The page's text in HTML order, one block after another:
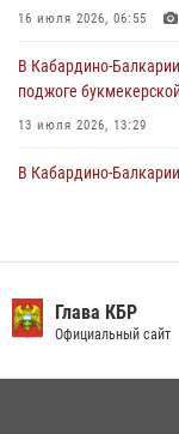
Кавказском
16 июля 2026, 06:55
В Кабардино-
поджоге
13 июля 2026, 13:29
В Кабардино-
округе Росгвардии
09 июля 2026, 08:36
Глава КБР
Официальный сайт